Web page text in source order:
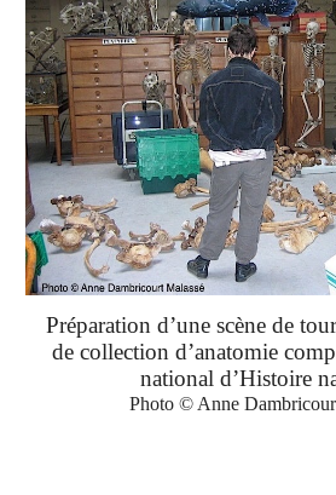
Préparation d’une scène de
de collection d’anatomie
national d’Histoire
Photo © Anne